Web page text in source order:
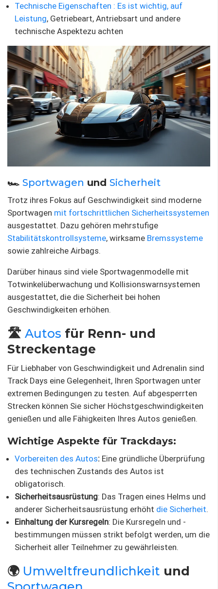
Technische Eigenschaften : Es ist wichtig, auf
Leistung, Getriebeart, Antriebsart und andere
technische Aspektezu achten
🏎️ Sportwagen und Sicherheit
Trotz ihres Fokus auf Geschwindigkeit sind moderne
Sportwagen mit fortschrittlichen Sicherheitssystemen
ausgestattet. Dazu gehören mehrstufige
Stabilitätskontrollsysteme, wirksame Bremssysteme
sowie zahlreiche Airbags.
Darüber hinaus sind viele Sportwagenmodelle mit
Totwinkelüberwachung und Kollisionswarnsystemen
ausgestattet, die die Sicherheit bei hohen
Geschwindigkeiten erhöhen.
🛣️ Autos für Renn- und
Streckentage
Für Liebhaber von Geschwindigkeit und Adrenalin sind
Track Days eine Gelegenheit, Ihren Sportwagen unter
extremen Bedingungen zu testen. Auf abgesperrten
Strecken können Sie sicher Höchstgeschwindigkeiten
genießen und alle Fähigkeiten Ihres Autos genießen.
Wichtige Aspekte für Trackdays:
Vorbereiten des Autos: Eine gründliche Überprüfung
des technischen Zustands des Autos ist
obligatorisch.
Sicherheitsausrüstung: Das Tragen eines Helms und
anderer Sicherheitsausrüstung erhöht die Sicherheit.
Einhaltung der Kursregeln: Die Kursregeln und -
bestimmungen müssen strikt befolgt werden, um die
Sicherheit aller Teilnehmer zu gewährleisten.
🌍 Umweltfreundlichkeit und